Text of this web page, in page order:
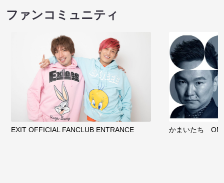
ファンコミュニティ
EXIT OFFICIAL FANCLUB ENTRANCE かまいたち